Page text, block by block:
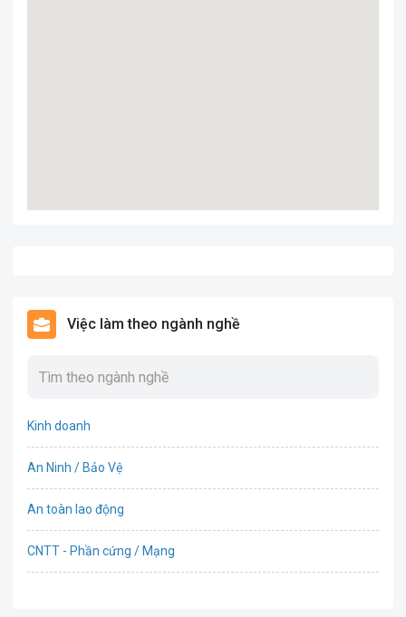
Việc làm theo ngành nghề
Kinh doanh
An Ninh / Bảo Vệ
An toàn lao động
CNTT - Phần cứng / Mạng